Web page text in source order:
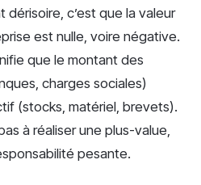
dérisoire, c’est que la valeur
est nulle, voire négative.
que le montant des
charges sociales)
(stocks, matériel, brevets).
à réaliser une plus-value,
pesante.